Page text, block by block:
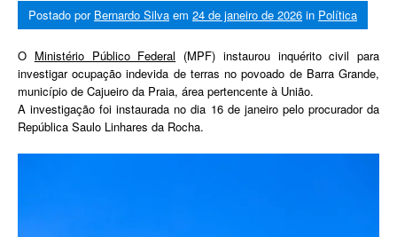
Postado por Bernardo Silva em 24 de janeiro de 2026 in Política
O Ministério Público Federal (MPF) instaurou inquérito civil para
investigar ocupação indevida de terras no povoado de Barra Grande,
município de Cajueiro da Praia, área pertencente à União.
A investigação foi instaurada no dia 16 de janeiro pelo procurador da
República Saulo Linhares da Rocha.